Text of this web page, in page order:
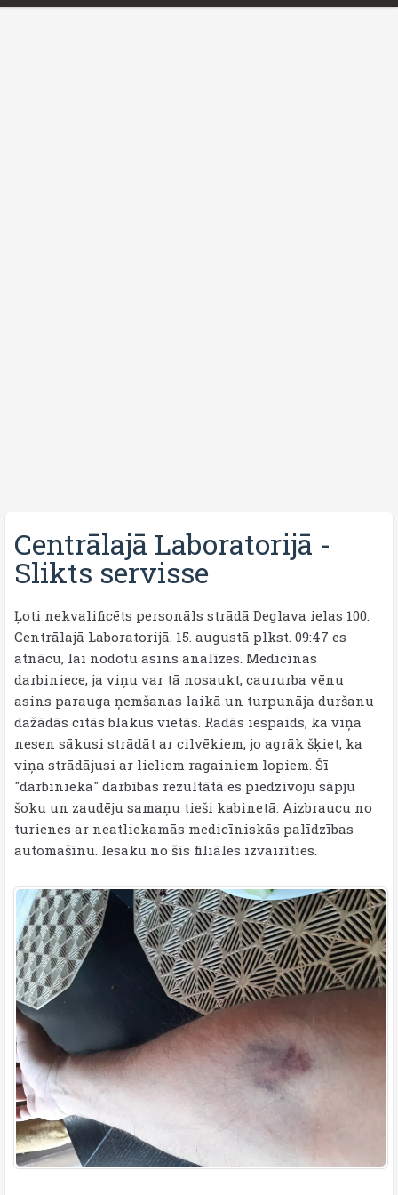
Centrālajā Laboratorijā -
Slikts servisse
Ļoti nekvalificēts personāls strādā Deglava ielas 100.
Centrālajā Laboratorijā. 15. augustā plkst. 09:47 es
atnācu, lai nodotu asins analīzes. Medicīnas
darbiniece, ja viņu var tā nosaukt, caururba vēnu
asins parauga ņemšanas laikā un turpunāja duršanu
dažādās citās blakus vietās. Radās iespaids, ka viņa
nesen sākusi strādāt ar cilvēkiem, jo agrāk šķiet, ka
viņa strādājusi ar lieliem ragainiem lopiem. Šī
"darbinieka" darbības rezultātā es piedzīvoju sāpju
šoku un zaudēju samaņu tieši kabinetā. Aizbraucu no
turienes ar neatliekamās medicīniskās palīdzības
automašīnu. Iesaku no šīs filiāles izvairīties.